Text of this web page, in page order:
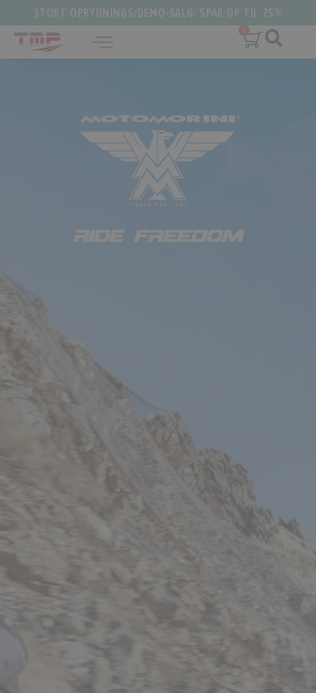
STORT OPRYDNINGS/DEMO-SALG: SPAR OP TIL 75%